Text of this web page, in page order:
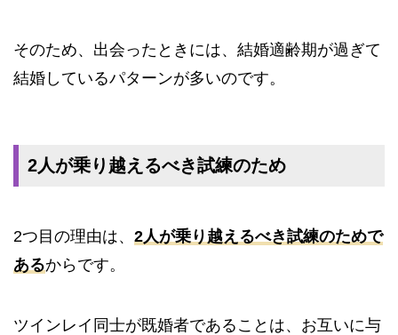
そのため、出会ったときには、結婚適齢期が過ぎて
結婚しているパターンが多いのです。
2人が乗り越えるべき試練のため
2つ目の理由は、 2人が乗り越えるべき試練のためで
あるからです。
ツインレイ同士が既婚者であることは、お互いに与